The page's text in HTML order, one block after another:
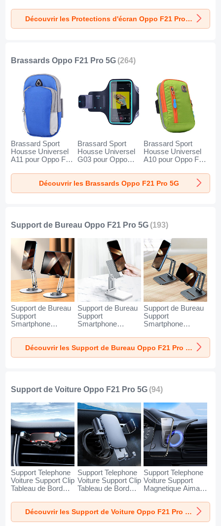
5G Clair
Pro 5G Noir
pour Oppo F21 Pro
5G Clair
Découvrir les Protections d'écran Oppo F21 Pro 5G
Brassards Oppo F21 Pro 5G (264)
Brassard Sport
Housse Universel
A11 pour Oppo F21
Brassard Sport
Housse Universel
G03 pour Oppo
Brassard Sport
Housse Universel
A10 pour Oppo F21
Découvrir les Brassards Oppo F21 Pro 5G
Support de Bureau Oppo F21 Pro 5G (193)
Support de Bureau
Support
Smartphone
Oppo F21 Pro 5G
Argent
Support de Bureau
Support
Smartphone
Oppo F21 Pro 5G
Blanc
Support de Bureau
Support
Smartphone
Oppo F21 Pro 5G
Noir
Découvrir les Support de Bureau Oppo F21 Pro 5G
Support de Voiture Oppo F21 Pro 5G (94)
Support Telephone
Voiture Support Clip
Tableau de Bord
Oppo F21 Pro 5G
Support Telephone
Voiture Support Clip
Tableau de Bord
Oppo F21 Pro 5G
Noir
Support Telephone
Voiture Support
Magnetique Aimant
Universel BS1 pour
Oppo F21 Pro 5G
Noir
Découvrir les Support de Voiture Oppo F21 Pro 5G